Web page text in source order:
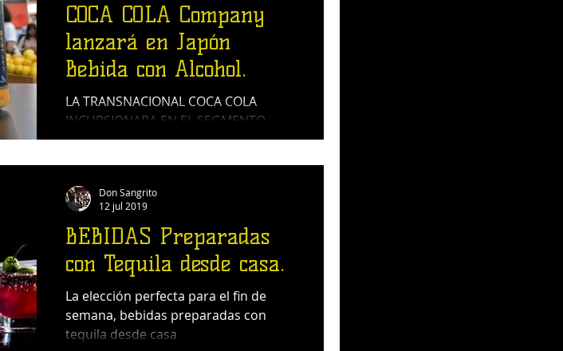
COCA COLA Company
lanzará en Japón
Bebida con Alcohol.
LA TRANSNACIONAL COCA COLA
INCURSIONARA EN EL SEGMENTO
BEBIDAS CON ALCOHOL.
BEBIDAS Preparadas
con Tequila desde casa.
La elección perfecta para el fin de
semana, bebidas preparadas con
tequila desde casa
Don Sangrito
12 jul 2019